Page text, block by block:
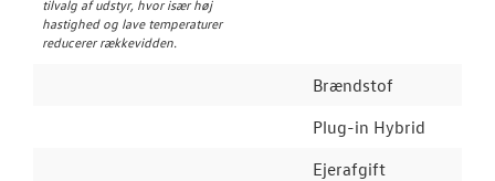
tilvalg af udstyr, hvor især høj
hastighed og lave temperaturer
reducerer rækkevidden.
Brændstof
Plug-in Hybrid
Ejerafgift